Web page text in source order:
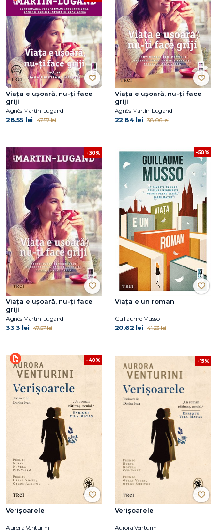
Viața e ușoară, nu-ți face
griji
Agnès Martin-Lugand
28.55 lei 47.57 lei
Viața e ușoară, nu-ți face
griji
Agnès Martin-Lugand
22.84 lei 38.06 lei
-30%
Viața e ușoară, nu-ți face
griji
Agnès Martin-Lugand
33.3 lei 47.57 lei
-50%
Viața e un roman
Guillaume Musso
20.62 lei 41.23 lei
-40%
Verișoarele
Aurora Venturini
-15%
Verișoarele
Aurora Venturini